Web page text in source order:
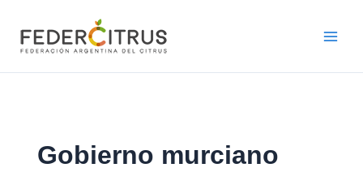
contenido
Gobierno murciano